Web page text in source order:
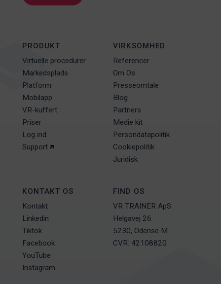
PRODUKT
Virtuelle procedurer
Markedsplads
Platform
Mobilapp
VR-kuffert
Priser
Log ind
Support
VIRKSOMHED
Referencer
Om Os
Presseomtale
Blog
Partners
Medie kit
Persondatapolitik
Cookiepolitik
Juridisk
KONTAKT OS
Kontakt
Linkedin
Tiktok
Facebook
YouTube
Instagram
FIND OS
VR TRAINER ApS
Helgavej 26
5230, Odense M
CVR: 42108820